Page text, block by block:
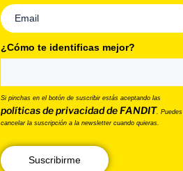
¿Cómo te identificas mejor?
Si pinchas en el botón de suscribir estás aceptando las
políticas de privacidad de FANDIT . Puedes
cancelar la suscripción a la newsletter cuando quieras.
Suscribirme